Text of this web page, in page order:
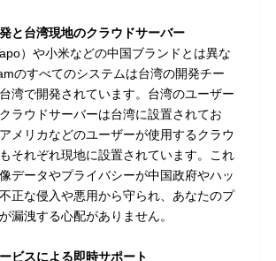
と台湾現地のクラウドサーバー
）や小米などの中国ブランドとは異な
のすべてのシステムは台湾の開発チー
湾で開発されています。台湾のユーザー
ラウドサーバーは台湾に設置されてお
メリカなどのユーザーが使用するクラウ
それぞれ現地に設置されています。これ
データやプライバシーが中国政府やハッ
正な侵入や悪用から守られ、あなたのプ
漏洩する心配がありません。
ビスによる即時サポート